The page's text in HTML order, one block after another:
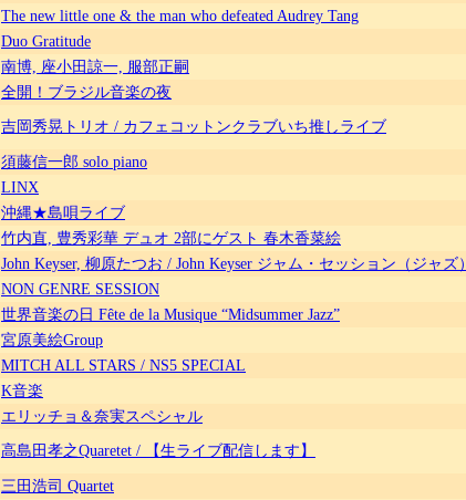
The new little one & the man who defeated Audrey Tang
Duo Gratitude
南博, 座小田諒一, 服部正嗣
全開！ブラジル音楽の夜
吉岡秀晃トリオ / カフェコットンクラブいち推しライブ
須藤信一郎 solo piano
LINX
沖縄★島唄ライブ
竹内直, 豊秀彩華 デュオ 2部にゲスト 春木香菜絵
John Keyser, 柳原たつお / John Keyser ジャム・セッション（ジャズ）
NON GENRE SESSION
世界音楽の日 Fête de la Musique “Midsummer Jazz”
宮原美絵Group
MITCH ALL STARS / NS5 SPECIAL
K音楽
エリッチョ＆奈実スペシャル
高島田孝之Quaretet / 【生ライブ配信します】
三田浩司 Quartet